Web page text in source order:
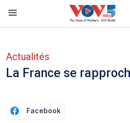
Actualités
La France se
Facebook